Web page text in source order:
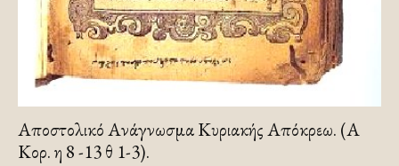
Αποστολικό Ανάγνωσμα Κυριακής Απόκρεω. (Α
Κορ. η 8 -13 θ 1-3).